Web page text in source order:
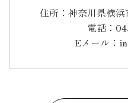
住所：神奈川県横
電話：
Eメール：